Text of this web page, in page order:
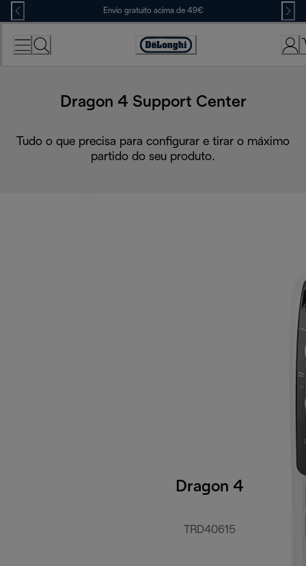
Skip
to
Content
Envio gratuito acima de 49€
Accessibility
Dragon 4 Support Center
Tudo o que precisa para configurar e tirar o máximo
partido do seu produto.
Dragon 4
TRD40615